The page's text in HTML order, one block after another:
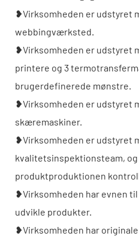
❥Virksomheden er udstyret
webbingværksted.
❥Virksomheden er udstyret
printere og 3
brugerdefinerede mønstre.
❥Virksomheden er udstyret
skæremaskiner.
❥Virksomheden er udstyret
kvalitetsinspektionsteam,
produktproduktionen
❥Virksomheden har evnen
udvikle produkter.
❥Virksomheden har